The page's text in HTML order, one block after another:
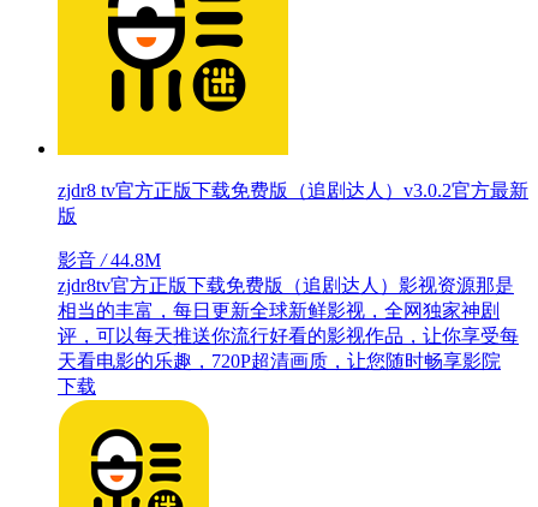
zjdr8 tv官方正版下载免费版（追剧达人）v3.0.2官方最新
版
影音/44.8M
zjdr8tv官方正版下载免费版（追剧达人）影视资源那是
相当的丰富，每日更新全球新鲜影视，全网独家神剧
评，可以每天推送你流行好看的影视作品，让你享受每
天看电影的乐趣，720P超清画质，让您随时畅享影院
下载